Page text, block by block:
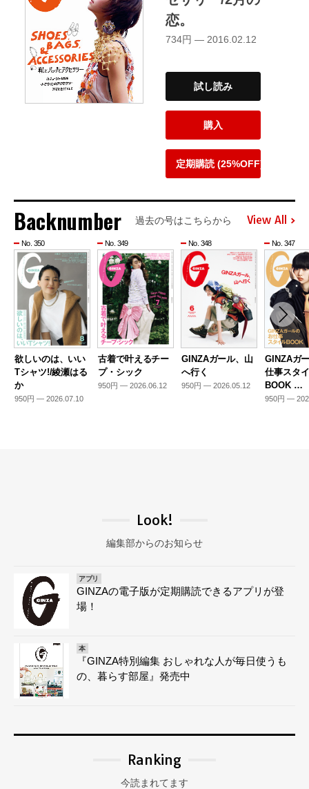
恋。
734円 — 2016.02.12
試し読み
購入
定期購読 (25%OFF)
Backnumber 過去の号はこちらから View All
No. 350
欲しいのは、いい
Tシャツ!/綾瀬はる
か
950円 — 2026.07.10
No. 349
古着で叶えるチー
プ・シック
950円 — 2026.06.12
No. 348
GINZAガール、山
へ行く
950円 — 2026.05.12
No. 347
GINZAガ
仕事スタ
BOOK …
950円 —
Look!
編集部からのお知らせ
アプリ
GINZAの電子版が定期購読できるアプリが登
場！
本
『GINZA特別編集 おしゃれな人が毎日使うも
の、暮らす部屋』発売中
Ranking
今読まれてます